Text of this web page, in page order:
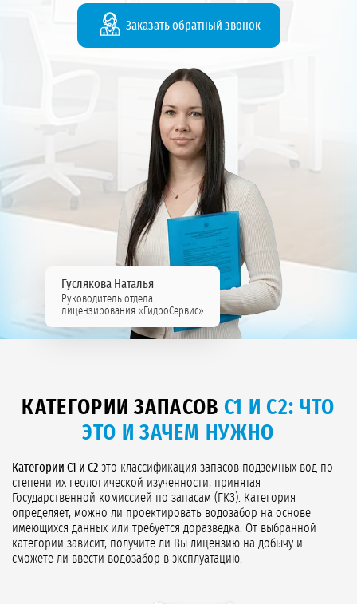
Заказать обратный звонок
Гуслякова Наталья
Руководитель отдела
лицензирования «ГидроСервис»
КАТЕГОРИИ ЗАПАСОВ С1 И С2: ЧТО
ЭТО И ЗАЧЕМ НУЖНО
Категории С1 и С2 это классификация запасов подземных вод по
степени их геологической изученности, принятая
Государственной комиссией по запасам (ГКЗ). Категория
определяет, можно ли проектировать водозабор на основе
имеющихся данных или требуется доразведка. От выбранной
категории зависит, получите ли Вы лицензию на добычу и
сможете ли ввести водозабор в эксплуатацию.